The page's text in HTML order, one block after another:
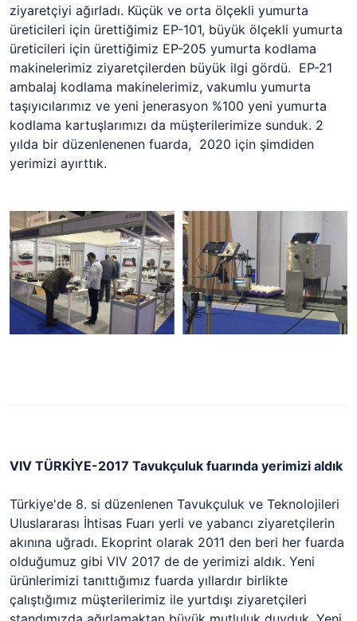
ziyaretçiyi ağırladı. Küçük ve orta ölçekli yumurta
üreticileri için ürettiğimiz EP-101, büyük ölçekli yumurta
üreticileri için ürettiğimiz EP-205 yumurta kodlama
makinelerimiz ziyaretçilerden büyük ilgi gördü. EP-21
ambalaj kodlama makinelerimiz, vakumlu yumurta
taşıyıcılarımız ve yeni jenerasyon %100 yeni yumurta
kodlama kartuşlarımızı da müşterilerimize sunduk. 2
yılda bir düzenlenenen fuarda, 2020 için şimdiden
yerimizi ayırttık.
VIV TÜRKİYE-2017 Tavukçuluk fuarında yerimizi aldık
Türkiye'de 8. si düzenlenen Tavukçuluk ve Teknolojileri
Uluslararası İhtisas Fuarı yerli ve yabancı ziyaretçilerin
akınına uğradı. Ekoprint olarak 2011 den beri her fuarda
olduğumuz gibi VIV 2017 de de yerimizi aldık. Yeni
ürünlerimizi tanıttığımız fuarda yıllardır birlikte
çalıştığımız müşterilerimiz ile yurtdışı ziyaretçileri